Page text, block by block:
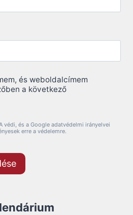
és weboldalcímem
a következő
védi, és a Google adatvédelmi irányelvei
erre a védelemre.